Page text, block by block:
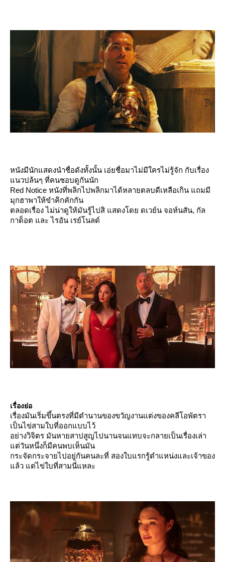
หนังมีนักแสดงนำชื่อดังทั้งนั้น เอ่ยชื่อมาไม่มีใครไม่รู้จัก กับเรื่อง
นวปล้นๆ ที่คนชอบดูกันนัก
Red Notice หนังที่พลิกไปพลิกมาได้หลายตลบดีเหลือเกิน แถมมี
มุกฮาพาให้ขำคิกคักกัน
ตลอดเรื่อง ไม่น่าดูให้มันรู้ไปสิ แสดงโดย ดเวย์น จอห์นสัน, กัล
กาด็อต และ ไรอัน เรย์โนลด์
เรื่องย่อ
เรื่องมันเริ่มขึ้นตรงที่มีตำนานของขวัญงานแต่งของคลีโอพัตรา
เป็นไข่สามใบที่ออกแบบไว้
อย่างวิจิตร มันหายสาปสูญไปนานจนแทบจะกลายเป็นเรื่องเล่า
ต่วันหนึ่งก็มีคนพบเห็นมัน
กระจัดกระจายไปอยู่กันคนละที่ สองใบแรกรู้ตำแหน่งและเจ้าของ
ล้ว แต่ไข่ใบที่สามนี่แหละ